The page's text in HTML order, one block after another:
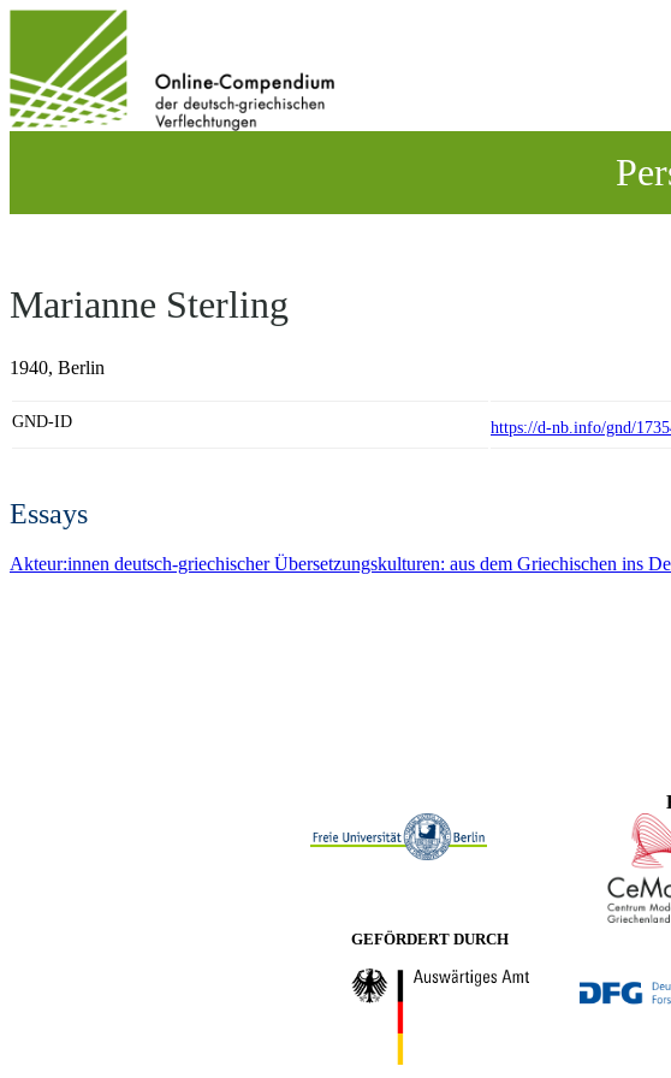
wechseln
Marianne Sterling
1940, Berlin
GND-ID https://d-nb.info/gnd/
Essays
Akteur:innen deutsch-griechischer Übersetzungskulturen: aus dem Griechischen ins
GEFÖRDERT DURCH